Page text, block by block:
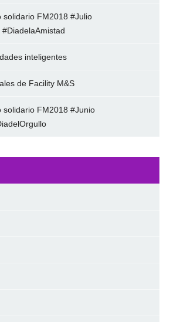
solidario FM2018 #Julio
inteligentes
de Facility M&S
solidario FM2018 #Junio